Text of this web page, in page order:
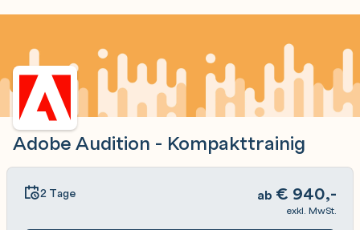
Adobe Audition - Kompakttrainig
2 Tage ab € 940,-
exkl. MwSt.